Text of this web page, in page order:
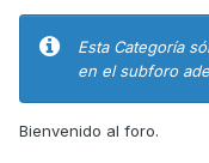
Esta Categoría
en el subforo
Bienvenido al foro.